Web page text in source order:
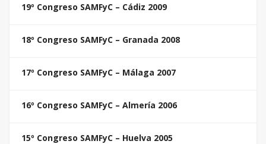
19º Congreso SAMFyC – Cádiz 2009
18º Congreso SAMFyC – Granada 2008
17º Congreso SAMFyC – Málaga 2007
16º Congreso SAMFyC – Almería 2006
15º Congreso SAMFyC – Huelva 2005